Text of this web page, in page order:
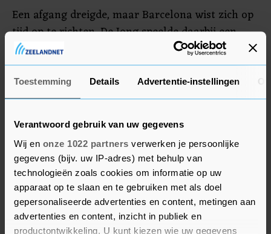
Toestemming Details Advertentie-instellingen
Verantwoord gebruik van uw gegevens
Wij en onze 1022 partners verwerken je persoonlijke
gegevens (bijv. uw IP-adres) met behulp van
technologieën zoals cookies om informatie op uw
apparaat op te slaan en te gebruiken met als doel
gepersonaliseerde advertenties en content, metingen aan
advertenties en content, inzicht in publiek en
productontwikkeling. U kunt kiezen wie uw gegevens
Een afgang dreigde, maar Barcelona wist zich op
tijd op te richten. De Jong speelde daarbij een
sleutelrol. Hij zette kort na die onverwachte
tegengoal een aanval op en gaf een zuivere pass
op Antoine Griezmann, die Messi de gelegenheid
gaf zijn 54e goal in het Spaanse bekertoernooi te
maken. Even daarna dook De Jong bij een aanval
zelf op in het strafschopgebied en scoorde.